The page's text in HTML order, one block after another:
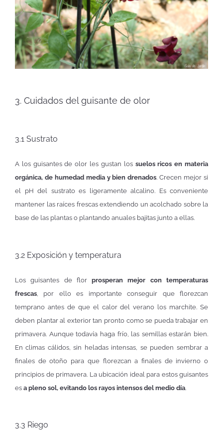
3. Cuidados del guisante de olor
3.1 Sustrato
A los guisantes de olor les gustan los suelos ricos en materia
orgánica, de humedad media y bien drenados. Crecen mejor si
el pH del sustrato es ligeramente alcalino. Es conveniente
mantener las raíces frescas extendiendo un acolchado sobre la
base de las plantas o plantando anuales bajitas junto a ellas.
3.2 Exposición y temperatura
Los guisantes de florprosperan mejor con temperaturas
frescas , por ello es importante conseguir que florezcan
temprano antes de que el calor del verano los marchite. Se
deben plantar al exterior tan pronto como se pueda trabajar en
primavera. Aunque todavía haga frío, las semillas estarán bien.
En climas cálidos, sin heladas intensas, se pueden sembrar a
finales de otoño para que florezcan a finales de invierno o
principios de primavera. La ubicación ideal para estos guisantes
es a pleno sol, evitando los rayos intensos del medio día.
3.3 Riego